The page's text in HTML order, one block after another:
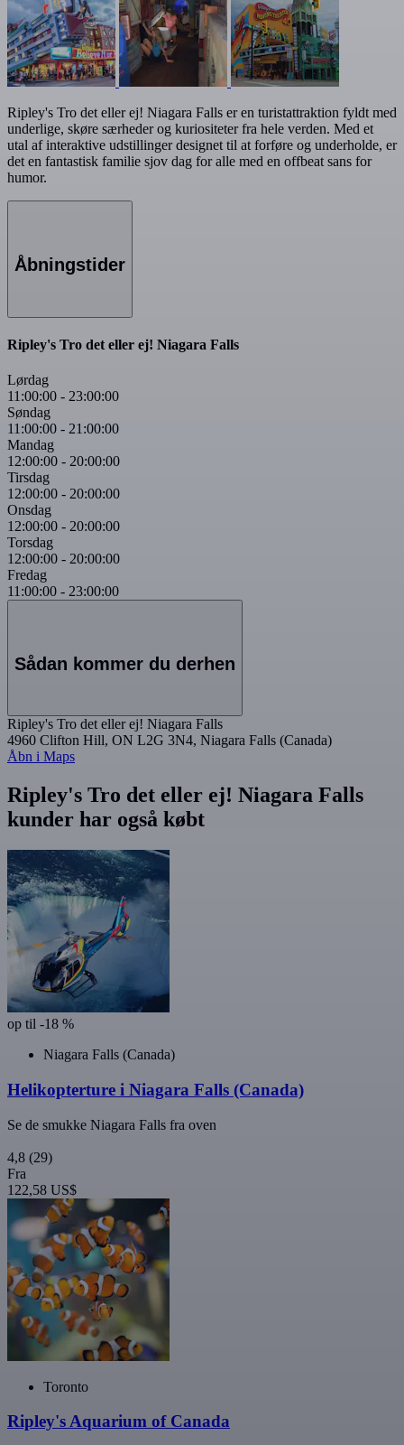
Ripley's Tro det eller ej! Niagara Falls er en turistattraktion fyldt med
underlige, skøre særheder og kuriositeter fra hele verden. Med et
utal af interaktive udstillinger designet til at forføre og underholde, er
det en fantastisk familie sjov dag for alle med en offbeat sans for
humor.
Åbningstider
Ripley's Tro det eller ej! Niagara Falls
Lørdag
11:00:00 - 23:00:00
Søndag
11:00:00 - 21:00:00
Mandag
12:00:00 - 20:00:00
Tirsdag
12:00:00 - 20:00:00
Onsdag
12:00:00 - 20:00:00
Torsdag
12:00:00 - 20:00:00
Fredag
11:00:00 - 23:00:00
Sådan kommer du derhen
Ripley's Tro det eller ej! Niagara Falls
4960 Clifton Hill, ON L2G 3N4, Niagara Falls (Canada)
Åbn i Maps
Ripley's Tro det eller ej! Niagara Falls
kunder har også købt
op til -18 %
Niagara Falls (Canada)
Helikopterture i Niagara Falls (Canada)
Se de smukke Niagara Falls fra oven
4,8 (29)
Fra
122,58 US$
Toronto
Ripley's Aquarium of Canada